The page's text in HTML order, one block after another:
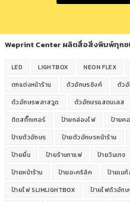
Weprint Center ผลิตสื่อสิ่งพิมพ์ทุก
LED LIGHTBOX NEON FLEX
ตกแต่งหน้าร้าน
ตัวอักษรซิงค์
ตัว
ตัวอักษรพลาสวูด
ตัวอักษรแสตนเลส
ติดสติ๊กเกอร์
ป้ายกล่องไฟ ป้ายค
ป้ายตัวอักษร
ป้ายตัวอักษรหน้าร้าน
ป้ายยื่น
ป้ายร้านกาแฟ ป้ายวินเทจ
ป้ายหน้าร้าน
ป้ายอะคริลิค ป้ายเม
ป้ายไฟ SLIMLIGHTBOX
ป้ายไฟตัวอักษ